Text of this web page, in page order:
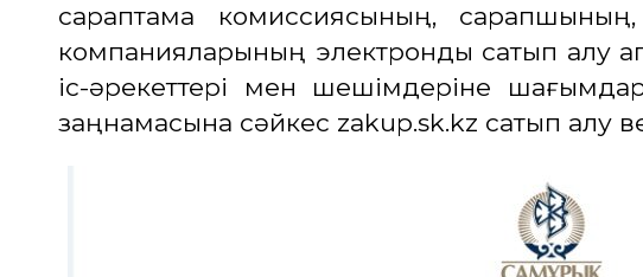
сараптама комиссиясының,
компанияларының электрондық сатып алу
іс-әрекеттері мен шешімдеріне
заңнамасына сәйкес zakup.sk.kz сатып алу